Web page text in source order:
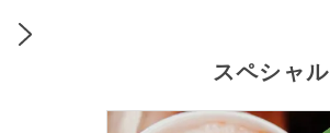
スペシャル